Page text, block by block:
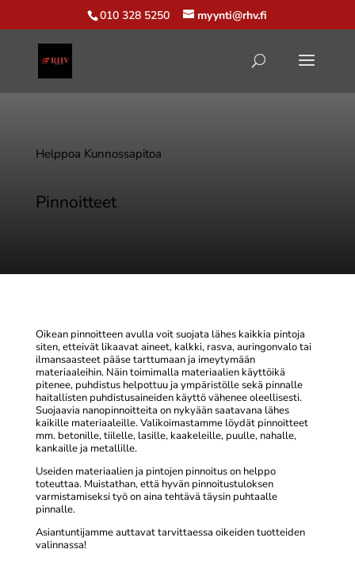
010 328 5250 myynti@rhv.fi
Helppoa Kunnossapitoa
Pinnoitteet
Oikean pinnoitteen avulla voit suojata lähes kaikkia pintoja
siten, etteivät likaavat aineet, kalkki, rasva, auringonvalo tai
ilmansaasteet pääse tarttumaan ja imeytymään
materiaaleihin. Näin toimimalla materiaalien käyttöikä
pitenee, puhdistus helpottuu ja ympäristölle sekä pinnalle
haitallisten puhdistusaineiden käyttö vähenee oleellisesti.
Suojaavia nanopinnoitteita on nykyään saatavana lähes
kaikille materiaaleille. Valikoimastamme löydät pinnoitteet
mm. betonille, tiilelle, lasille, kaakeleille, puulle, nahalle,
kankaille ja metallille.
Useiden materiaalien ja pintojen pinnoitus on helppo
toteuttaa. Muistathan, että hyvän pinnoitustuloksen
varmistamiseksi työ on aina tehtävä täysin puhtaalle
pinnalle.
Asiantuntijamme auttavat tarvittaessa oikeiden tuotteiden
valinnassa!